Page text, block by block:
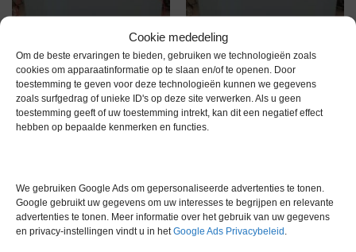
Cookie mededeling
Om de beste ervaringen te bieden, gebruiken we technologieën zoals
cookies om apparaatinformatie op te slaan en/of te openen. Door
toestemming te geven voor deze technologieën kunnen we gegevens
zoals surfgedrag of unieke ID's op deze site verwerken. Als u geen
toestemming geeft of uw toestemming intrekt, kan dit een negatief effect
hebben op bepaalde kenmerken en functies.
We gebruiken Google Ads om gepersonaliseerde advertenties te tonen.
Google gebruikt uw gegevens om uw interesses te begrijpen en relevante
advertenties te tonen. Meer informatie over het gebruik van uw gegevens
en privacy-instellingen vindt u in hetGoogle Ads Privacybeleid .
Flexar UV/VIS detector Flexar Solvent manager
Via bemiddeling Via bemiddeling